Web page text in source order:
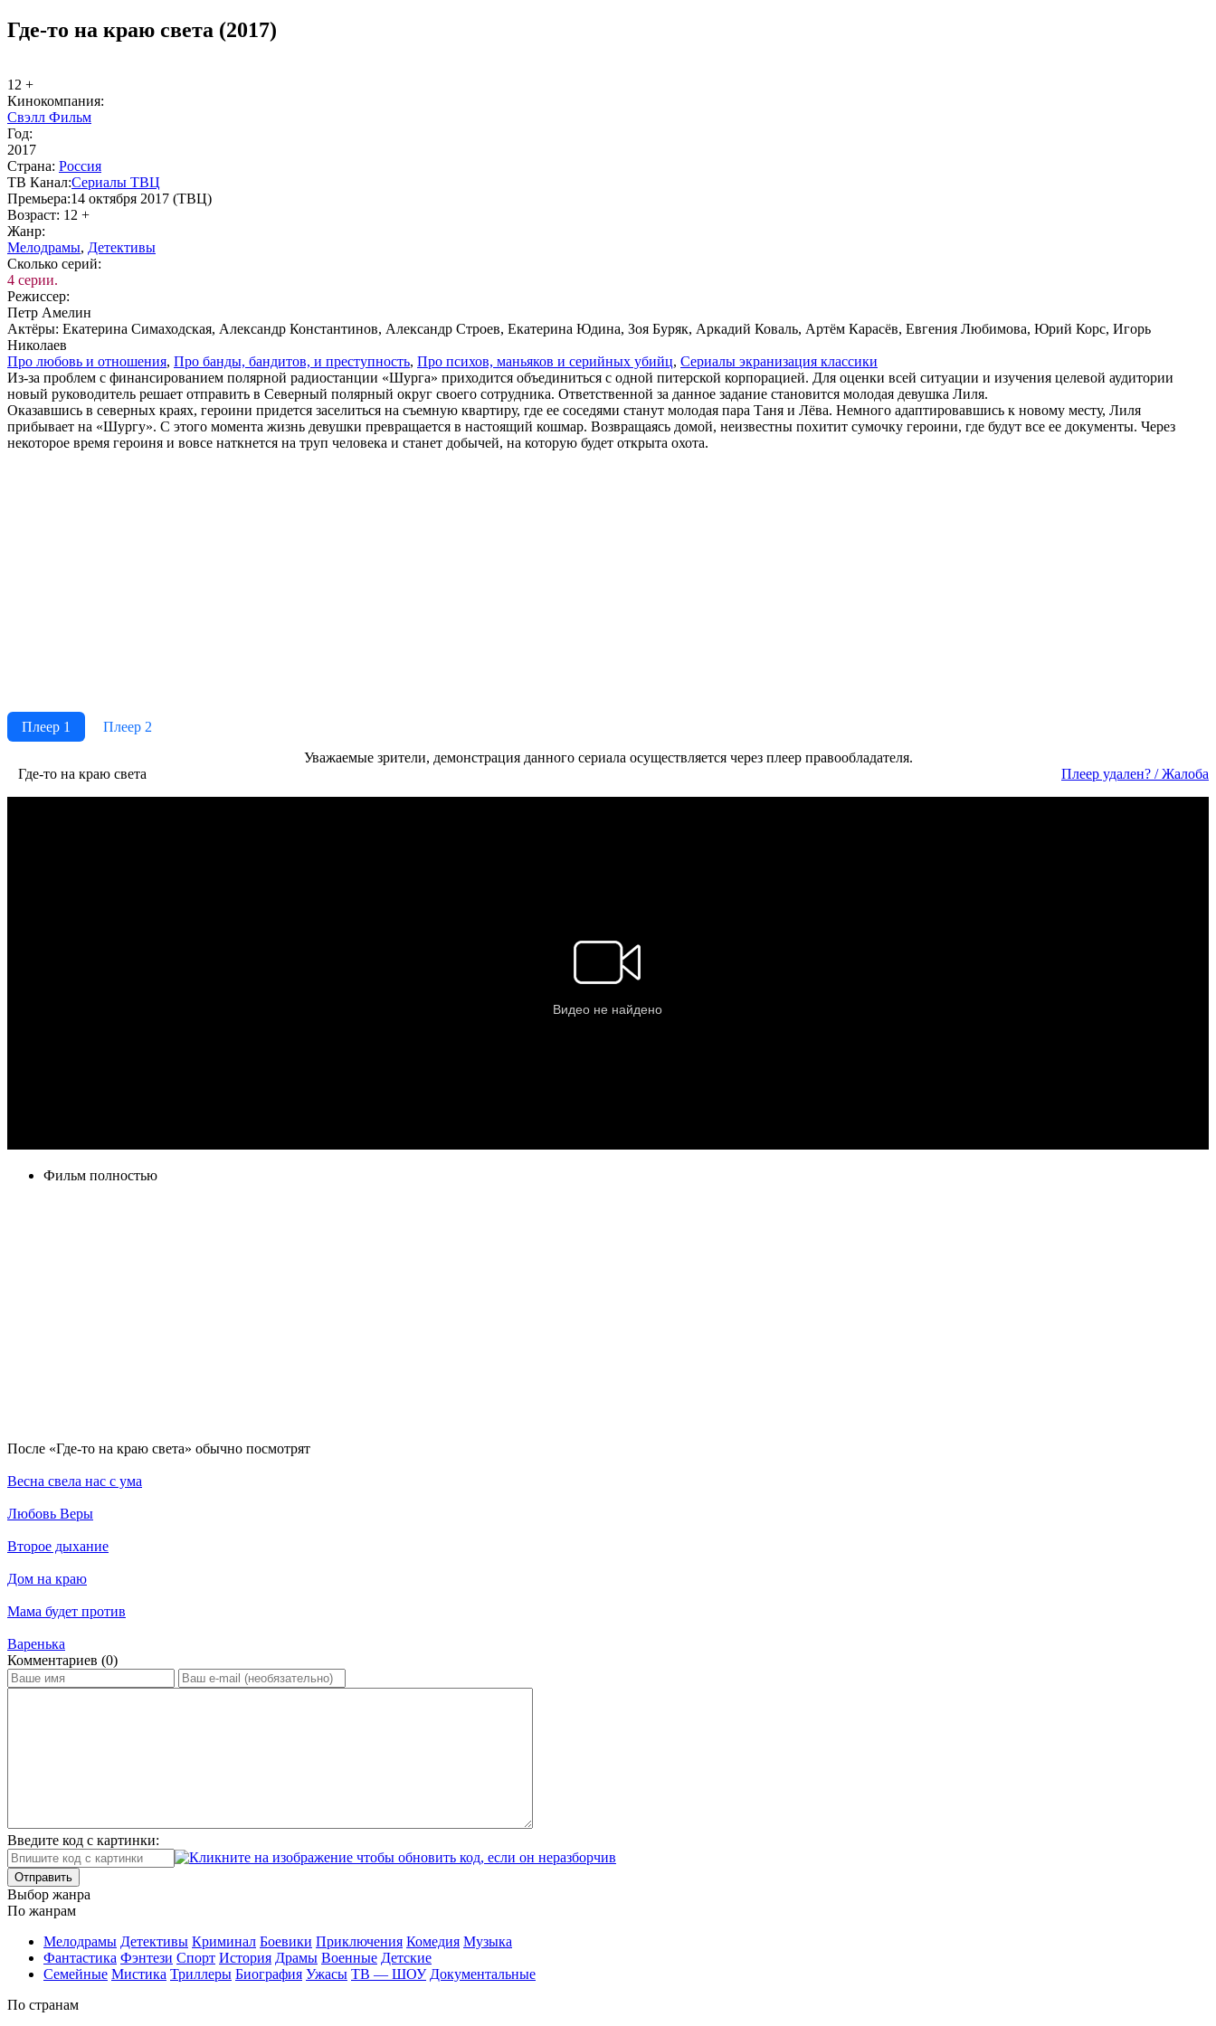
Где-то на краю света (2017)
12 +
Ки­но­ком­па­ния:
Свэлл Фильм
Год:
2017
Стра­на: Рос­сия
ТВ Ка­нал:Сериалы ТВЦ
Пре­мье­ра:14 октября 2017 (ТВЦ)
Воз­раст: 12 +
Жанр:
Ме­ло­дра­мы, Де­тек­ти­вы
Сколь­ко се­рий:
4 серии.
Ре­жис­сер:
Петр Амелин
Ак­тё­ры: Екатерина Симаходская, Александр Константинов, Александр Строев, Екатерина Юдина, Зоя Буряк, Аркадий Коваль, Артём Карасёв, Евгения Любимова, Юрий Корс, Игорь
Николаев
Про лю­бовь и от­но­ше­ния, Про бан­ды, бан­ди­тов, и пре­ступ­ность, Про пси­хов, мань­я­ков и се­рий­ных убийц, Се­риа­лы эк­ра­ни­за­ция клас­си­ки
Из-за проблем с финансированием полярной радиостанции «Шурга» приходится объединиться с одной питерской корпорацией. Для оценки всей ситуации и изучения целевой аудитории
новый руководитель решает отправить в Северный полярный округ своего сотрудника. Ответственной за данное задание становится молодая девушка Лиля.
Оказавшись в северных краях, героини придется заселиться на съемную квартиру, где ее соседями станут молодая пара Таня и Лёва. Немного адаптировавшись к новому месту, Лиля
прибывает на «Шургу». С этого момента жизнь девушки превращается в настоящий кошмар. Возвращаясь домой, неизвестны похитит сумочку героини, где будут все ее документы. Через
некоторое время героиня и вовсе наткнется на труп человека и станет добычей, на которую будет открыта охота.
Плеер 1
Плеер 2
Ува­жае­мые зри­те­ли, де­мон­ст­ра­ция дан­но­го се­риа­ла осу­ще­ст­в­ля­ет­ся че­рез пле­ер пра­во­об­ла­да­те­ля.
Где-то на краю света
Пле­ер уда­лен? / Жа­ло­ба
Фильм полностью
По­сле «Где-то на краю света» обыч­но по­смот­рят
Весна свела нас с ума
Любовь Веры
Второе дыхание
Дом на краю
Мама будет против
Варенька
Ком­мен­та­ри­ев (0)
Введите код с картинки:
Отправить
Вы­бор жан­ра
По жан­рам
Ме­ло­дра­мы Де­тек­ти­вы Кри­ми­нал Бое­ви­ки При­клю­че­ния Ко­ме­дия Му­зы­ка
Фан­та­сти­ка Фэн­те­зи Спорт Ис­то­рия Дра­мы Во­ен­ные Дет­ские
Се­мей­ные Мис­ти­ка Трил­ле­ры Био­гра­фия Ужа­сы ТВ — ШОУ До­ку­мен­таль­ные
По стра­нам